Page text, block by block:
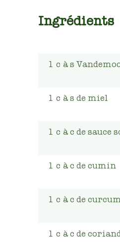
Ingrédients
1 c à s
1 c à s de miel
1 c à c de sauce
1 c à c de cumin
1 c à c de
1 c à c de